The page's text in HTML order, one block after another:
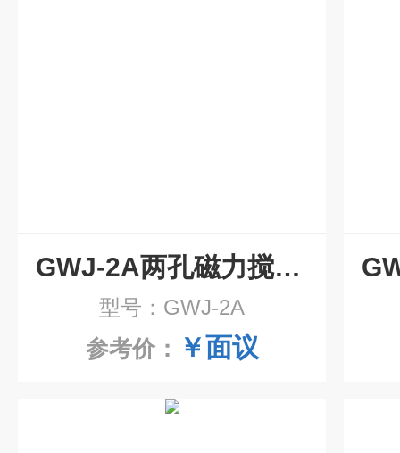
GWJ-2A两孔磁力搅拌水浴锅
型号：GWJ-2A
参考价： ￥面议